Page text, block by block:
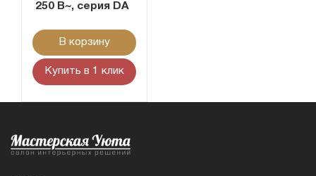
250 В~, серия DA
В корзину
Купить в 1 клик